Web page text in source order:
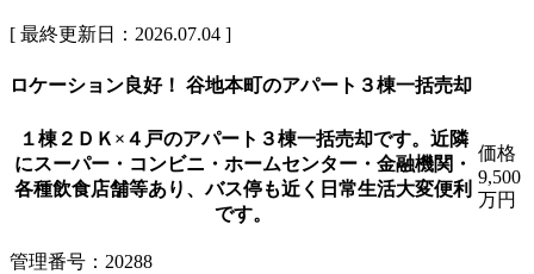
[ 最終更新日：2026.07.04 ]
ロケーション良好！ 谷地本町のアパート３棟一括売却
１棟２ＤＫ×４戸のアパート３棟一括売却です。近隣
にスーパー・コンビニ・ホームセンター・金融機関・
各種飲食店舗等あり、バス停も近く日常生活大変便利
です。
価格
9,500
万円
管理番号：20288